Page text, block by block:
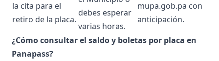
la cita para el
retiro de la placa.
debes esperar
varias horas.
mupa.gob.pa con
anticipación.
¿Cómo consultar el saldo y boletas por placa en
Panapass?